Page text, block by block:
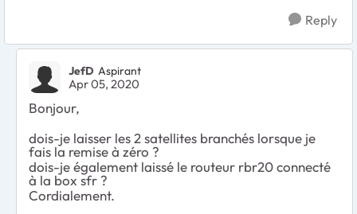
Reply
JefD Aspirant
Apr 05, 2020
Bonjour,
dois-je laisser les 2 satellites branchés lorsque je
fais la remise à zéro ?
dois-je également laissé le routeur rbr20 connecté
à la box sfr ?
Cordialement.